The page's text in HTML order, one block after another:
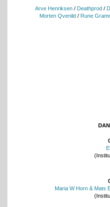
Arve Henriksen / Deathprod /
Morten Qvenild / Rune
Maria W Horn & Mats